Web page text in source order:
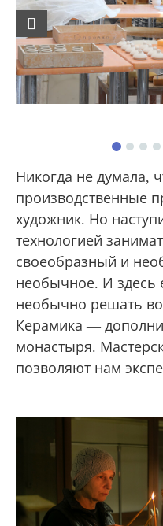
Previous
Никогда не думала,
производственные
художник. Но
технологией
своеобразный и
необычное. И здесь
необычно решать
Керамика —
монастыря.
позволяют нам